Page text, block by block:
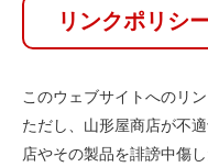
リンクポリシ
このウェブサイトへのリ
ただし、山形屋商店が不
店やその製品を誹謗中傷